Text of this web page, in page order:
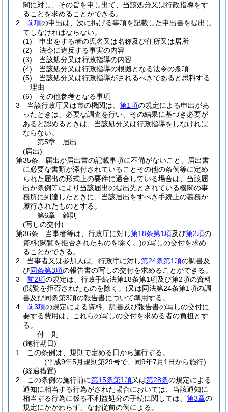
関に対し、その旨を申し出て、当該処分又は行政指導をす
ることを求めることができる。
2
前項の申出は、次に掲げる事項を記載した申出書を提出し
てしなければならない。
(1)
申出をする者の氏名又は名称及び住所又は居所
(2)
法令に違反する事実の内容
(3)
当該処分又は行政指導の内容
(4)
当該処分又は行政指導の根拠となる法令の条項
(5)
当該処分又は行政指導がされるべきであると思料する
理由
(6)
その他参考となる事項
3
当該行政庁又は市の機関は、 第1項の規定による申出があ
ったときは、必要な調査を行い、その結果に基づき必要が
あると認めるときは、当該処分又は行政指導をしなければ
ならない。
第5章
届出
(届出)
第35条
届出が届出書の記載事項に不備がないこと、届出書
に必要な書類が添付されていることその他の条例等に定め
られた届出の形式上の要件に適合している場合は、当該届
出が条例等により当該届出の提出先とされている機関の事
務所に到達したときに、当該届出をすべき手続上の義務が
履行されたものとする。
第6章
雑則
(写しの交付)
第36条
当事者等は、行政庁に対し第18条第1項及び第2項の
資料(閲覧を拒否されたものを除く。)の写しの交付を求め
ることができる。
2
当事者又は参加人は、行政庁に対し第24条第1項の調書及
び同条第3項の報告書の写しの交付を求めることができる。
3
前2項の規定は、行政手続法第18条第1項及び第2項の資料
(閲覧を拒否されたものを除く。)又は同法第24条第1項の調
書及び同条第3項の報告書について準用する。
4
前3項の規定による資料、調書及び報告書の写しの交付に
要する費用は、これらの写しの交付を求める者の負担とす
る。
付 則
(施行期日)
1
この条例は、規則で定める日から施行する。
(平成9年5月規則第29号で、同9年7月1日から施行)
(経過措置)
2
この条例の施行前に第15条第1項又は第28条の規定による
通知に相当する行為がされた場合においては、当該通知に
相当する行為に係る不利益処分の手続に関しては、 第3章の
規定にかかわらず、なお従前の例による。